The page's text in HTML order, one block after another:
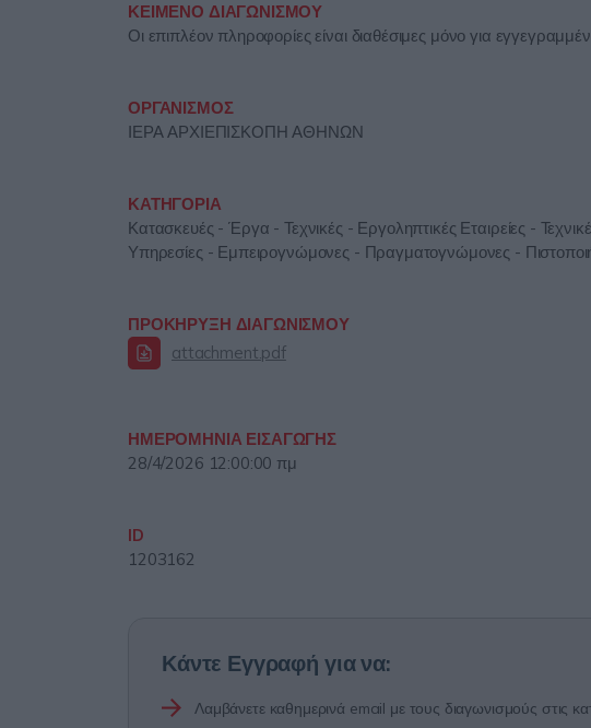
ΚΕΙΜΕΝΟ ΔΙΑΓΩΝΙΣΜΟΥ
Οι επιπλέον πληροφορίες είναι διαθέσιμες μόνο για
ΟΡΓΑΝΙΣΜΟΣ
ΙΕΡΑ ΑΡΧΙΕΠΙΣΚΟΠΗ ΑΘΗΝΩΝ
ΚΑΤΗΓΟΡΙΑ
Κατασκευές - Έργα - Τεχνικές - Εργοληπτικές Εταιρείες -
Υπηρεσίες - Εμπειρογνώμονες - Πραγματογνώμονες -
ΠΡΟΚΗΡΥΞΗ ΔΙΑΓΩΝΙΣΜΟΥ
attachment.pdf
ΗΜΕΡΟΜΗΝΙΑ ΕΙΣΑΓΩΓΗΣ
28/4/2026 12:00:00 πμ
ID
1203162
Κάντε Εγγραφή για να:
Λαμβάνετε καθημερινά email με τους διαγωνισμούς στις